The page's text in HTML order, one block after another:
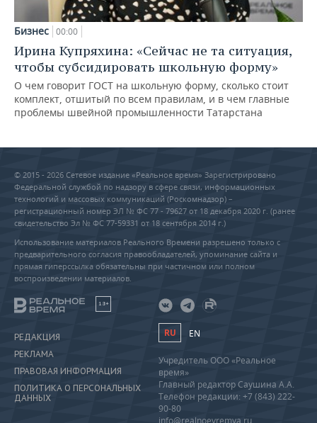
Бизнес 00:00
Ирина Купряхина: «Сейчас не та ситуация,
чтобы субсидировать школьную форму»
О чем говорит ГОСТ на школьную форму, сколько стоит
комплект, отшитый по всем правилам, и в чем главные
проблемы швейной промышленности Татарстана
© 2015 - 2026 Сетевое издание «Реальное время» Зарегистрировано
Федеральной службой по надзору в сфере связи, информационных
технологий и массовых коммуникаций (Роскомнадзор) –
регистрационный номер ЭЛ № ФС 77 - 79627 от 18 декабря 2020 г. (ранее
свидетельство Эл № ФС 77-59331 от 18 сентября 2014 г.)
Использование материалов Реального Времени разрешено только с
предварительного согласия правообладателей, упоминание сайта и
прямая гиперссылка обязательны при частичном или полном
воспроизведении материалов.
18+
РЕДАКЦИЯ
РЕКЛАМА
ПРАВОВАЯ ИНФОРМАЦИЯ
ПОЛИТИКА О ПЕРСОНАЛЬНЫХ
ДАННЫХ
RU EN
Учредитель ООО «Реальное
время»
Главный редактор Саушина А.А.
Телефон редакции: +7 (843) 222-
90-80
info@realnoevremya.ru